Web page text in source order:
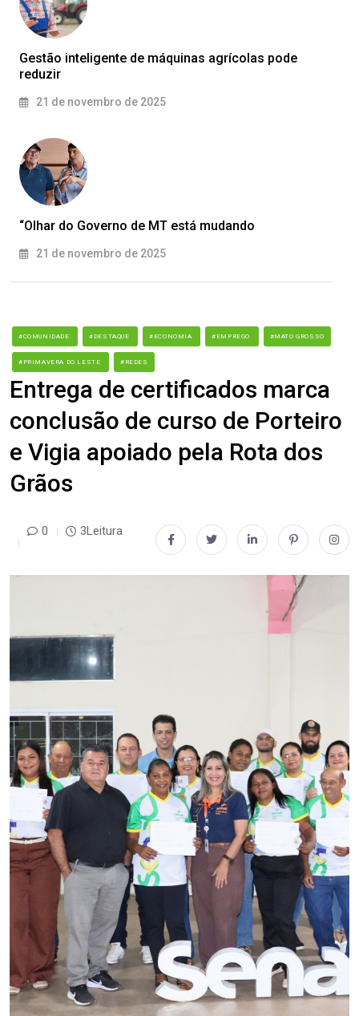
Gestão inteligente de máquinas agrícolas pode
reduzir
21 de novembro de 2025
“Olhar do Governo de MT está mudando
21 de novembro de 2025
#COMUNIDADE #DESTAQUE #ECONOMIA #EMPREGO #MATO GROSSO
#PRIMAVERA DO LESTE #REDES
Entrega de certificados marca
conclusão de curso de Porteiro
e Vigia apoiado pela Rota dos
Grãos
0 3Leitura